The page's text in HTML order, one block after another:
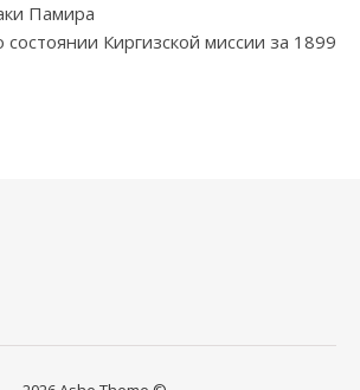
Памира
Киргизской миссии за 1899